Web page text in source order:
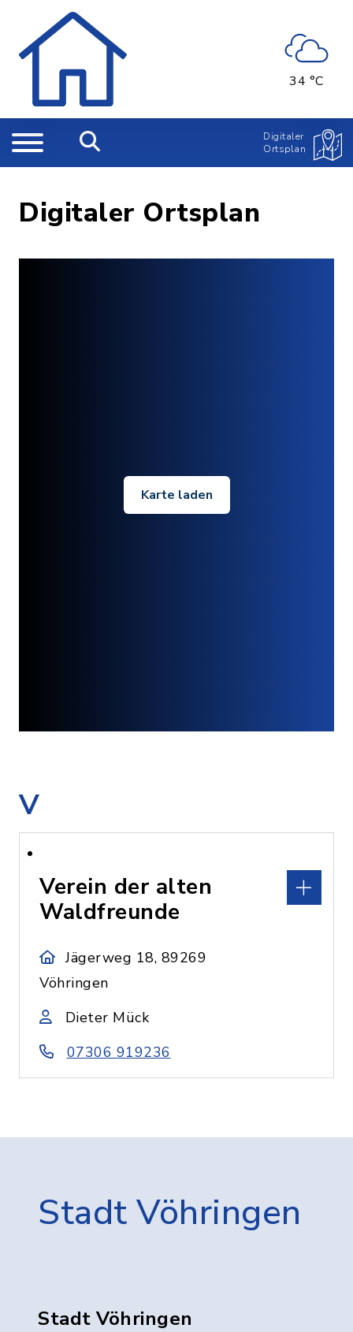
34 °C
Digitaler
Ortsplan
Digitaler Ortsplan
Karte laden
V
Verein der alten
Waldfreunde
Jägerweg 18, 89269
Vöhringen
Dieter Mück
07306 919236
Stadt Vöhringen
Stadt Vöhringen